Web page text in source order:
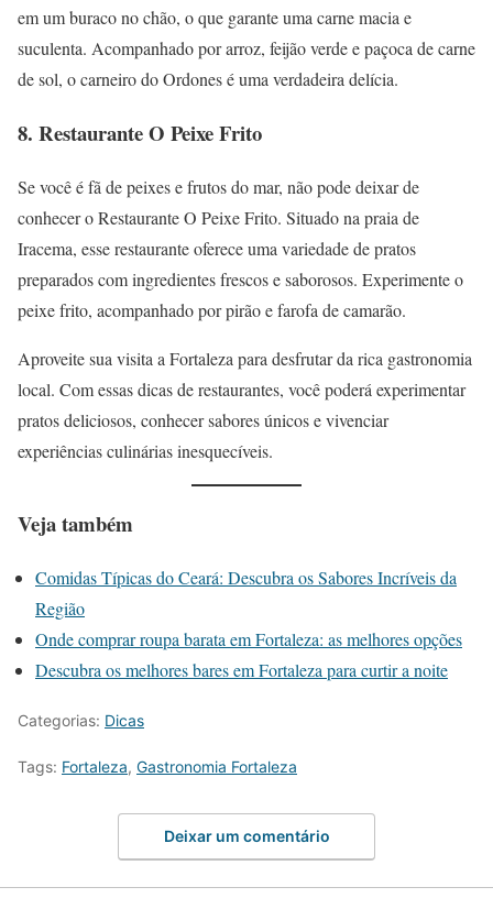
em um buraco no chão, o que garante uma carne macia e
suculenta. Acompanhado por arroz, feijão verde e paçoca de carne
de sol, o carneiro do Ordones é uma verdadeira delícia.
8. Restaurante O Peixe Frito
Se você é fã de peixes e frutos do mar, não pode deixar de
conhecer o Restaurante O Peixe Frito. Situado na praia de
Iracema, esse restaurante oferece uma variedade de pratos
preparados com ingredientes frescos e saborosos. Experimente o
peixe frito, acompanhado por pirão e farofa de camarão.
Aproveite sua visita a Fortaleza para desfrutar da rica gastronomia
local. Com essas dicas de restaurantes, você poderá experimentar
pratos deliciosos, conhecer sabores únicos e vivenciar
experiências culinárias inesquecíveis.
Veja também
Comidas Típicas do Ceará: Descubra os Sabores Incríveis da
Região
Onde comprar roupa barata em Fortaleza: as melhores opções
Descubra os melhores bares em Fortaleza para curtir a noite
Categorias: Dicas
Tags: Fortaleza, Gastronomia Fortaleza
Deixar um comentário